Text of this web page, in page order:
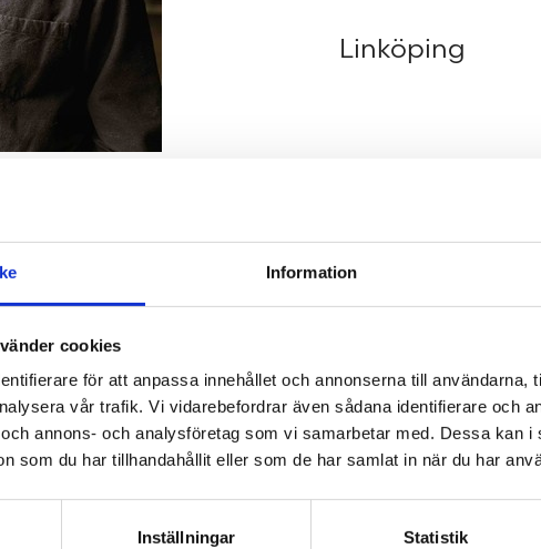
Information
cookies
för att anpassa innehållet och annonserna till användarna,
vår trafik. Vi vidarebefordrar även sådana identifierare och
annons- och analysföretag som vi samarbetar med. Dessa kan i
som du har tillhandahållit eller som de har samlat in när du har
Inställningar Statistik
Linköping
hos oss
Tengbom letar vi alltid
människor som vill
Prenumerera